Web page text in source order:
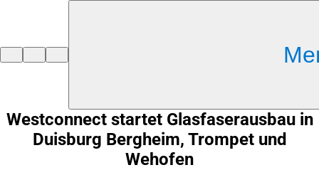
Westconnect startet Glasfaserausbau in
Duisburg Bergheim, Trompet und
Wehofen